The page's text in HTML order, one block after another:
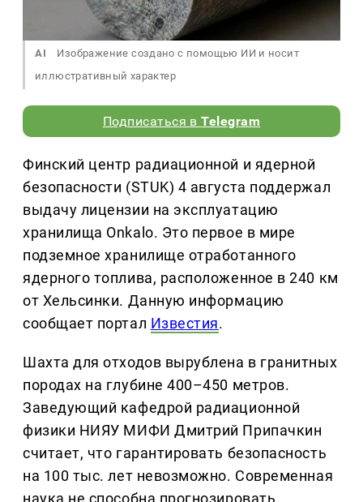
AI
Изображение создано с помощью ИИ и носит
иллюстративный характер
Подписаться вTelegram
Финский центр радиационной и ядерной
безопасности (STUK) 4 августа поддержал
выдачу лицензии на эксплуатацию
хранилища Onkalo. Это первое в мире
подземное хранилище отработанного
ядерного топлива, расположенное в 240 км
от Хельсинки. Данную информацию
сообщает портал Известия.
Шахта для отходов вырублена в гранитных
породах на глубине 400–450 метров.
Заведующий кафедрой радиационной
физики НИЯУ МИФИ Дмитрий Припачкин
считает, что гарантировать безопасность
на 100 тыс. лет невозможно. Современная
наука не способна прогнозировать